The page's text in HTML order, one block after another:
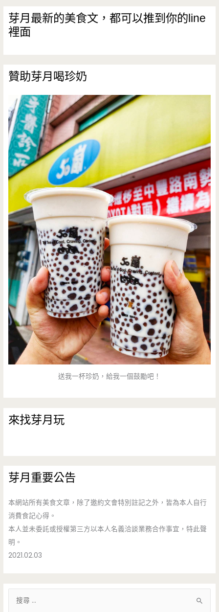
芽月最新的美食文，都可以推到你的line
裡面
贊助芽月喝珍奶
送我一杯珍奶，給我一個鼓勵吧！
來找芽月玩
芽月重要公告
本網站所有美食文章，除了邀約文會特別註記之外，皆為本人自行
消費食記心得。
本人並未委託或授權第三方以本人名義洽談業務合作事宜，特此聲
明。
2021.02.03